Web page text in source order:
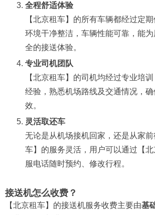
全程舒适体验
【北京租车】的所有车辆都经过定
环境干净整洁，车辆性能可靠，能
全的接送体验。
专业司机团队
【北京租车】的司机均经过专业培
经验，熟悉机场路线及交通情况，
效。
灵活取还车
无论是从机场接机回家，还是从家
车】的服务灵活，用户可以通过【
服电话随时预约、修改行程。
接送机怎么收费？
【北京租车】的接送机服务收费主要由基